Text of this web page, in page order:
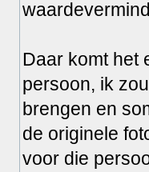
Daar komt het
persoon, ik
brengen en
de originele
voor die